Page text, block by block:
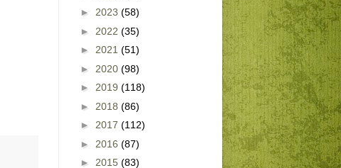
► 2023 (58)
► 2022 (35)
► 2021 (51)
► 2020 (98)
► 2019 (118)
► 2018 (86)
► 2017 (112)
► 2016 (87)
► 2015 (83)